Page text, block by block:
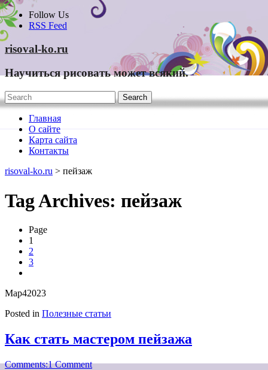
Skip
to
content
Follow Us
RSS Feed
risoval-ko.ru
Научиться рисовать может всякий.
Главная
О сайте
Карта сайта
Контакты
risoval-ko.ru > пейзаж
Tag Archives: пейзаж
Page
1
2
3
Мар42023
Posted in Полезные статьи
Как стать мастером пейзажа
Comments:1 Comment